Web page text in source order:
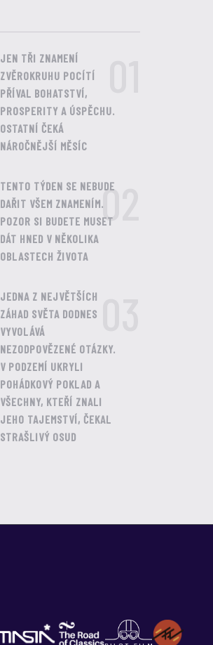
JEN TŘI ZNAMENÍ
ZVĚROKRUHU POCÍTÍ
PŘÍVAL BOHATSTVÍ,
PROSPERITY A ÚSPĚCHU.
OSTATNÍ ČEKÁ
NÁROČNĚJŠÍ MĚSÍC
TENTO TÝDEN SE NEBUDE
DAŘIT VŠEM ZNAMENÍM.
POZOR SI BUDETE MUSET
DÁT HNED V NĚKOLIKA
OBLASTECH ŽIVOTA
02
JEDNA Z NEJVĚTŠÍCH
ZÁHAD SVĚTA DODNES
VYVOLÁVÁ
NEZODPOVĚZENÉ OTÁZKY.
V PODZEMÍ UKRYLI
POHÁDKOVÝ POKLAD A
VŠECHNY, KTEŘÍ ZNALI
JEHO TAJEMSTVÍ, ČEKAL
STRAŠLIVÝ OSUD